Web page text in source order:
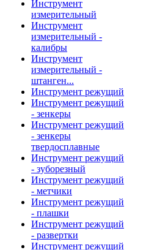
Инструмент
измерительный
Инструмент
измерительный -
калибры
Инструмент
измерительный -
штанген...
Инструмент режущий
Инструмент режущий
- зенкеры
Инструмент режущий
- зенкеры
твердосплавные
Инструмент режущий
- зуборезный
Инструмент режущий
- метчики
Инструмент режущий
- плашки
Инструмент режущий
- развертки
Инструмент режущий